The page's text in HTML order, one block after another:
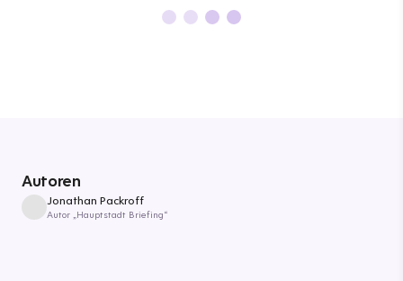
Autoren
Jonathan Packroff
Autor „Hauptstadt Briefing“